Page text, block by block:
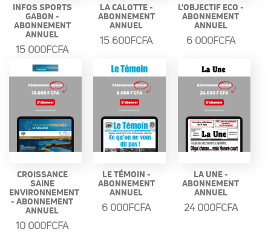
INFOS SPORTS
GABON -
ABONNEMENT
ANNUEL
15 000FCFA
LA CALOTTE -
ABONNEMENT
ANNUEL
15 600FCFA
L'OBJECTIF ECO -
ABONNEMENT
ANNUEL
6 000FCFA
CROISSANCE
SAINE
ENVIRONNEMENT
- ABONNEMENT
ANNUEL
10 000FCFA
LE TÉMOIN -
ABONNEMENT
ANNUEL
6 000FCFA
LA UNE -
ABONNEMENT
ANNUEL
24 000FCFA